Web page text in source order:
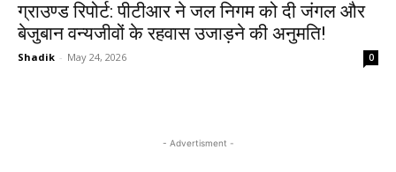
ग्राउण्ड रिपोर्ट: पीटीआर ने जल निगम को दी जंगल और
बेजुबान वन्यजीवों के रहवास उजाड़ने की अनुमति!
Shadik - May 24, 2026 0
- Advertisment -